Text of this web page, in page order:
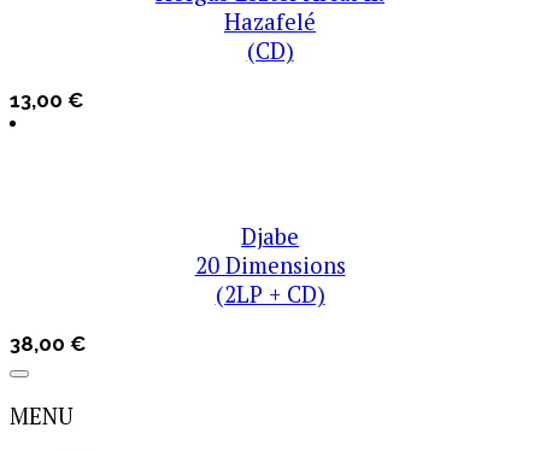
Hazafelé
(CD)
13,00 €
Djabe
20 Dimensions
(2LP + CD)
38,00 €
MENU